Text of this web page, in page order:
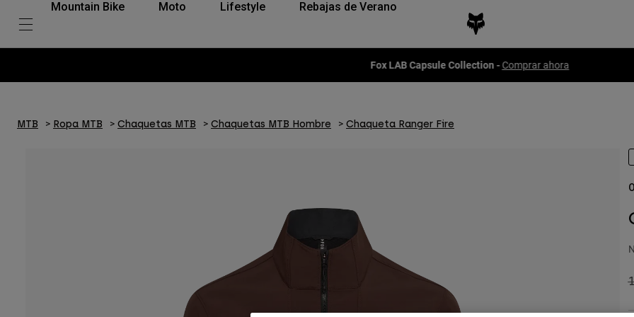
Mountain Bike Moto Lifestyle Rebajas de Verano
Fox LAB Capsule Collection -Comprar ahora
MTB Ropa MTB Chaquetas MTB Chaquetas MTB Hombre Chaqueta Ranger Fire